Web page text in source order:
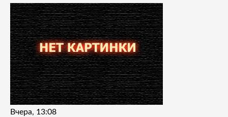
Вчера, 13:08